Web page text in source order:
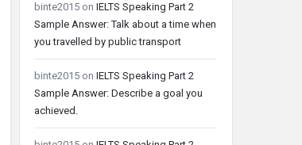
binte2015 on IELTS Speaking Part 2
Sample Answer: Talk about a time when
you travelled by public transport
binte2015 on IELTS Speaking Part 2
Sample Answer: Describe a goal you
achieved.